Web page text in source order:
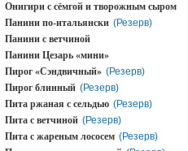
Онигири с сёмгой и творожным сыром
Панини по-итальянски (Резерв)
Панини с ветчиной
Панини Цезарь «мини»
Пирог «Сэндвичный» (Резерв)
Пирог блинный (Резерв)
Пита ржаная с сельдью (Резерв)
Пита с ветчиной (Резерв)
Пита с жареным лососем (Резерв)